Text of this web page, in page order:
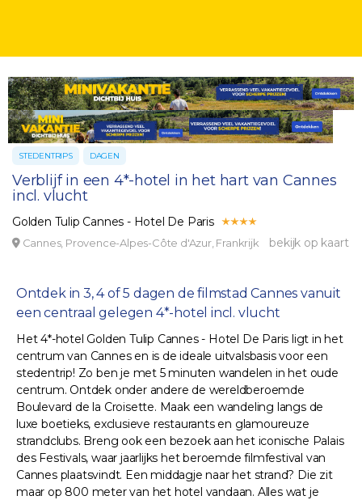
STEDENTRIPS DAGEN
Verblijf in een 4*-hotel in het hart van Cannes
incl. vlucht
Golden Tulip Cannes - Hotel De Paris
Cannes, Provence-Alpes-Côte d'Azur, Frankrijk bekijk op kaart
Ontdek in 3, 4 of 5 dagen de filmstad Cannes vanuit
een centraal gelegen 4*-hotel incl. vlucht
Het 4*-hotel Golden Tulip Cannes - Hotel De Paris ligt in het
centrum van Cannes en is de ideale uitvalsbasis voor een
stedentrip! Zo ben je met 5 minuten wandelen in het oude
centrum. Ontdek onder andere de wereldberoemde
Boulevard de la Croisette. Maak een wandeling langs de
luxe boetieks, exclusieve restaurants en glamoureuze
strandclubs. Breng ook een bezoek aan het iconische Palais
des Festivals, waar jaarlijks het beroemde filmfestival van
Cannes plaatsvindt. Een middagje naar het strand? Die zit
maar op 800 meter van het hotel vandaan. Alles wat je